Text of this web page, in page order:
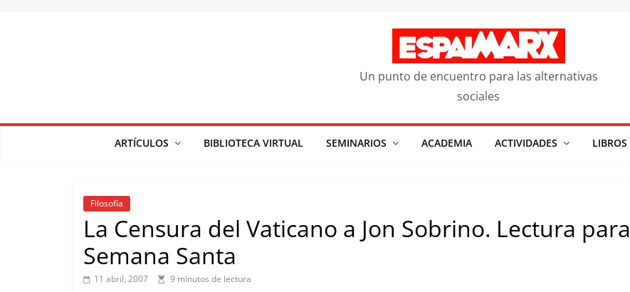
Un punto de encuentro para las alternativas
sociales
ARTÍCULOS BIBLIOTECA VIRTUAL SEMINARIOS ACADEMIA ACTIVIDADES LIBROS
Filosofía
La Censura del Vaticano a Jon Sobrino. Lectura para
Semana Santa
11 abril, 2007 9 minutos de lectura